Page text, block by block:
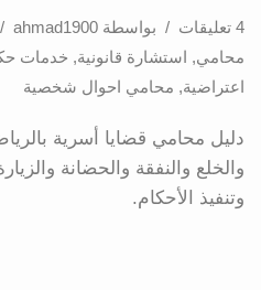
4 تعليقات بواسطة ahmad1900
محامي, استشارة قانونية, خدمات
اعتراضية, محامي احوال شخصية
دليل محامي قضايا أسرية
والخلع والنفقة والحضانة
وتنفيذ الأحكام.